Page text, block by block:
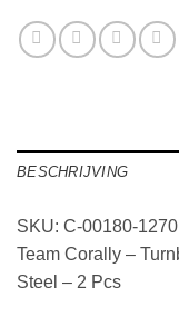
BESCHRIJVING
SKU: C-00180-1270
Team Corally –
Steel – 2 Pcs